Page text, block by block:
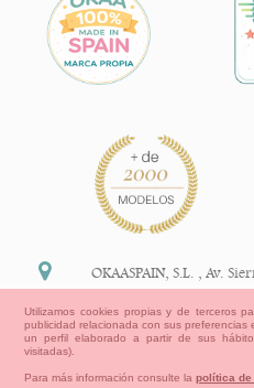
OKAASPAIN, S.L. ,Av.
+34 91
Utilizamos cookies propias y de terceros
publicidad relacionada con sus preferencias
un perfil elaborado a partir de sus
visitadas).
Para más información consulte lapolítica